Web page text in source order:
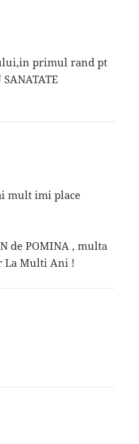
primul rand pt
mult imi place
de POMINA , multa
La Multi Ani !